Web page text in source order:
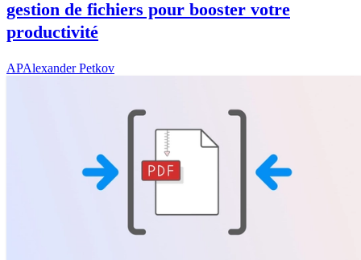
gestion de fichiers pour booster votre
productivité
APAlexander Petkov